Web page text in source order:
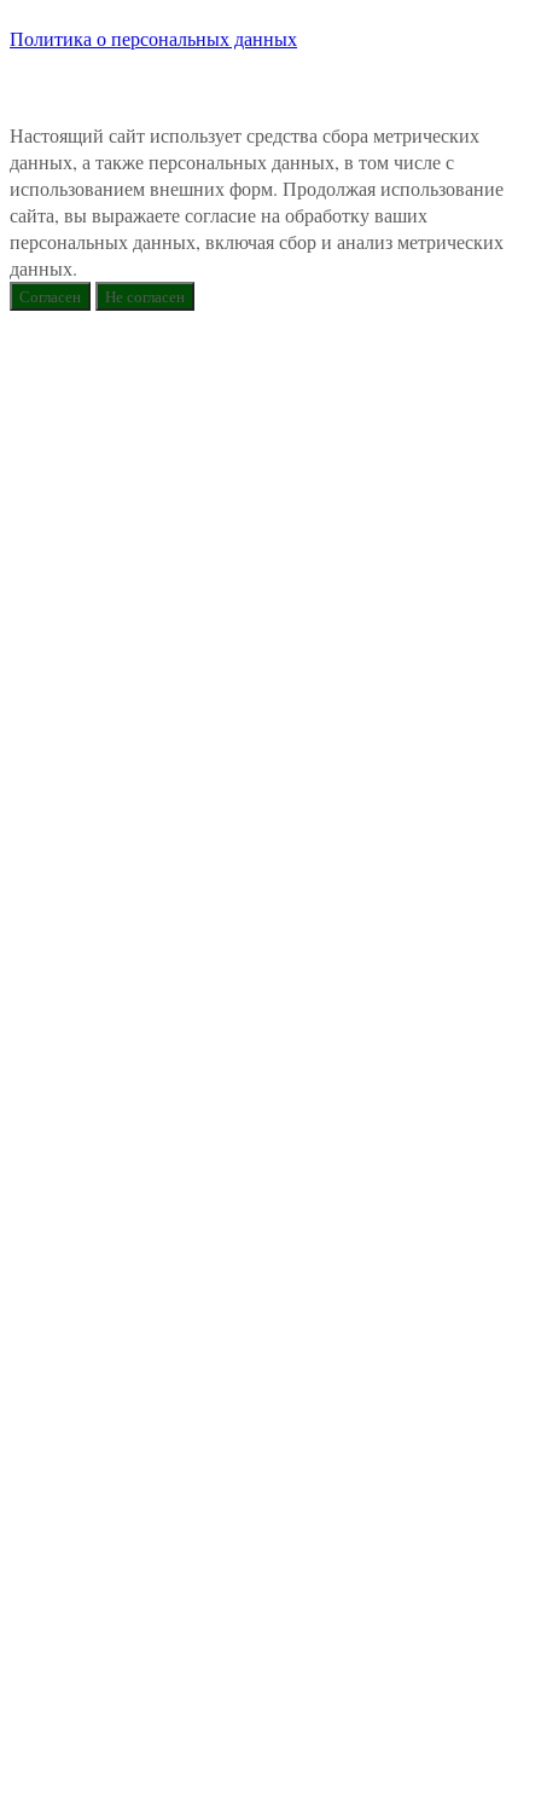
Политика о персональных данных
Настоящий сайт использует средства сбора метрических
данных, а также персональных данных, в том числе с
использованием внешних форм. Продолжая использование
сайта, вы выражаете согласие на обработку ваших
персональных данных, включая сбор и анализ метрических
данных.
Согласен Не согласен